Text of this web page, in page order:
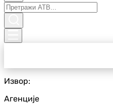
Извор:
Агенције